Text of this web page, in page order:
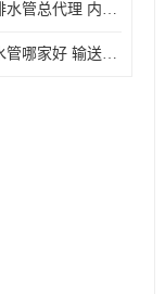
越秀区伟星排水管总代理 内部表面光滑 大功率 效率高
惠州永高给水管哪家好 输送能力强 方便施工和运输